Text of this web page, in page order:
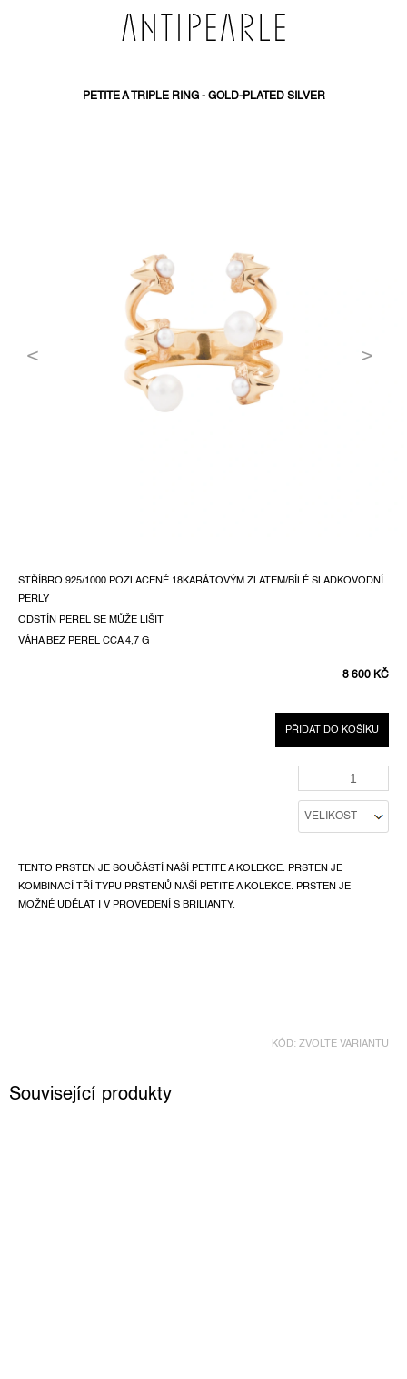
PETITE A TRIPLE RING - GOLD-PLATED SILVER
8 600 KČ
CENA:
PŘIDAT DO KOŠÍKU
STŘÍBRO 925/1000 POZLACENÉ 18KARÁTOVÝM ZLATEM/BÍLÉ SLADKOVODNÍ
PERLY
ODSTÍN PEREL SE MŮŽE LIŠIT
VÁHA BEZ PEREL CCA 4,7 G
TENTO PRSTEN JE SOUČÁSTÍ NAŠÍ PETITE A KOLEKCE. PRSTEN JE
KOMBINACÍ TŘÍ TYPU PRSTENŮ NAŠÍ PETITE A KOLEKCE. PRSTEN JE
MOŽNÉ UDĚLAT I V PROVEDENÍ S BRILIANTY.
KÓD: ZVOLTE VARIANTU
Související produkty